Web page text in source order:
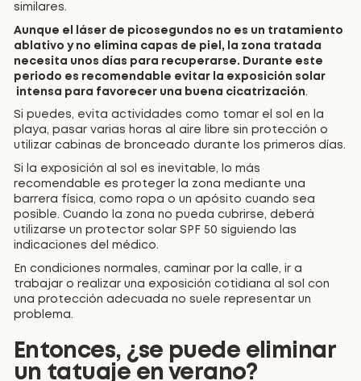
similares.
Aunque el láser de picosegundos no es un tratamiento
ablativo y no elimina capas de piel, la zona tratada
necesita unos días para recuperarse. Durante este
periodo es recomendable evitar la exposición solar
intensa para favorecer una buena cicatrización.
Si puedes, evita actividades como tomar el sol en la
playa, pasar varias horas al aire libre sin protección o
utilizar cabinas de bronceado durante los primeros días.
Si la exposición al sol es inevitable, lo más
recomendable es proteger la zona mediante una
barrera física, como ropa o un apósito cuando sea
posible. Cuando la zona no pueda cubrirse, deberá
utilizarse un protector solar SPF 50 siguiendo las
indicaciones del médico.
En condiciones normales, caminar por la calle, ir a
trabajar o realizar una exposición cotidiana al sol con
una protección adecuada no suele representar un
problema.
Entonces, ¿se puede eliminar
un tatuaje en verano?